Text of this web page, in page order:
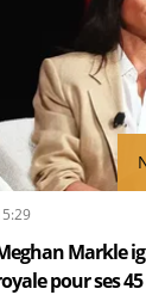
Markle
pour ses